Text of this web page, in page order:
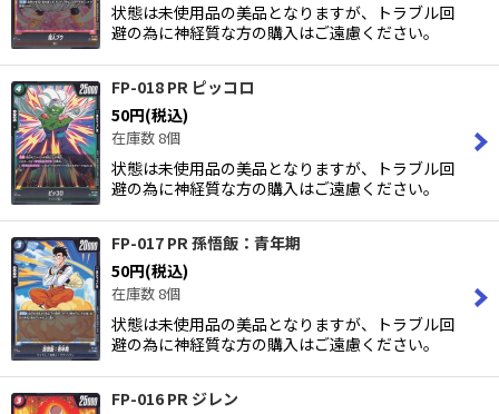
状態は未使用品の美品となりますが、トラブル回
避の為に神経質な方の購入はご遠慮ください。
FP-018 PR ピッコロ
50円(税込)
在庫数 8個
状態は未使用品の美品となりますが、トラブル回
避の為に神経質な方の購入はご遠慮ください。
FP-017 PR 孫悟飯：青年期
50円(税込)
在庫数 8個
状態は未使用品の美品となりますが、トラブル回
避の為に神経質な方の購入はご遠慮ください。
FP-016 PR ジレン